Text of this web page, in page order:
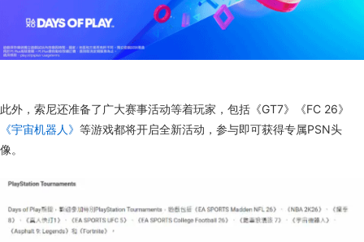
此外，索尼还准备了广大赛事活动等着玩家，包括《GT7》《FC 26》
《宇宙机器人》 等游戏都将开启全新活动，参与即可获得专属PSN头
像。